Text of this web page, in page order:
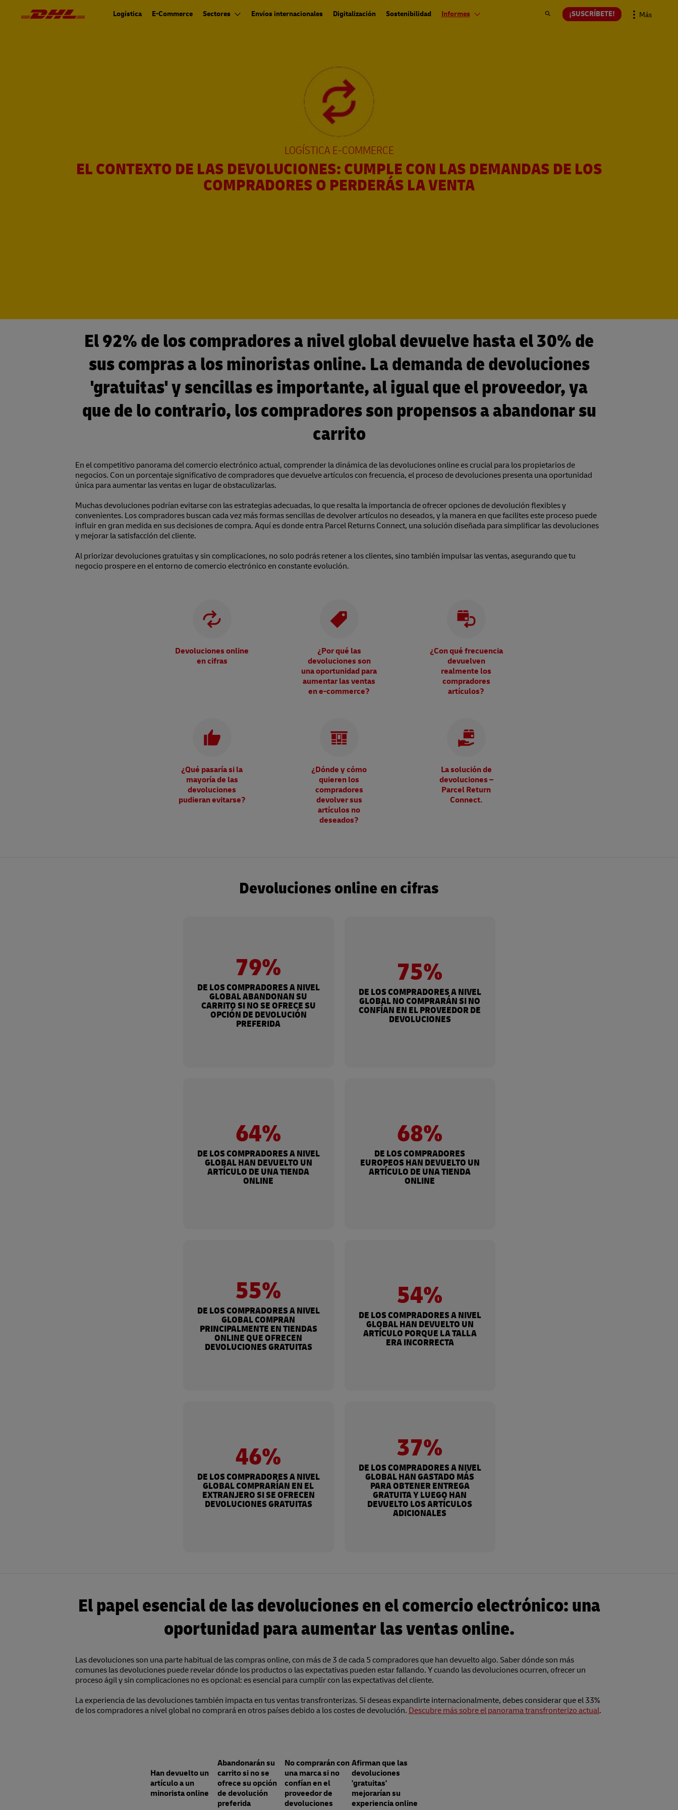
principal
Logística E-Commerce Sectores Envíos internacionales Digitalización Sostenibilidad Informes ¡SUSCRÍBETE! Más
LOGÍSTICA E-COMMERCE
EL CONTEXTO DE LAS DEVOLUCIONES: CUMPLE CON LAS DEMANDAS DE LOS
COMPRADORES O PERDERÁS LA VENTA
El 92% de los compradores a nivel global devuelve hasta el 30% de
sus compras a los minoristas online. La demanda de devoluciones
'gratuitas' y sencillas es importante, al igual que el proveedor, ya
que de lo contrario, los compradores son propensos a abandonar su
carrito
En el competitivo panorama del comercio electrónico actual, comprender la dinámica de las devoluciones online es crucial para los propietarios de
negocios. Con un porcentaje significativo de compradores que devuelve artículos con frecuencia, el proceso de devoluciones presenta una oportunidad
única para aumentar las ventas en lugar de obstaculizarlas.
Muchas devoluciones podrían evitarse con las estrategias adecuadas, lo que resalta la importancia de ofrecer opciones de devolución flexibles y
convenientes. Los compradores buscan cada vez más formas sencillas de devolver artículos no deseados, y la manera en que facilites este proceso puede
influir en gran medida en sus decisiones de compra. Aquí es donde entra Parcel Returns Connect, una solución diseñada para simplificar las devoluciones
y mejorar la satisfacción del cliente.
Al priorizar devoluciones gratuitas y sin complicaciones, no solo podrás retener a los clientes, sino también impulsar las ventas, asegurando que tu
negocio prospere en el entorno de comercio electrónico en constante evolución.
Devoluciones online
en cifras
¿Por qué las
devoluciones son
una oportunidad para
aumentar las ventas
en e-commerce?
¿Con qué frecuencia
devuelven
realmente los
compradores
artículos?
¿Qué pasaría si la
mayoría de las
devoluciones
pudieran evitarse?
¿Dónde y cómo
quieren los
compradores
devolver sus
artículos no
deseados?
La solución de
devoluciones –
Parcel Return
Connect.
Devoluciones online en cifras
79%
DE LOS COMPRADORES A NIVEL
GLOBAL ABANDONAN SU
CARRITO SI NO SE OFRECE SU
OPCIÓN DE DEVOLUCIÓN
PREFERIDA
75%
DE LOS COMPRADORES A NIVEL
GLOBAL NO COMPRARÁN SI NO
CONFÍAN EN EL PROVEEDOR DE
DEVOLUCIONES
64%
DE LOS COMPRADORES A NIVEL
GLOBAL HAN DEVUELTO UN
ARTÍCULO DE UNA TIENDA
ONLINE
68%
DE LOS COMPRADORES
EUROPEOS HAN DEVUELTO UN
ARTÍCULO DE UNA TIENDA
ONLINE
55%
DE LOS COMPRADORES A NIVEL
GLOBAL COMPRAN
PRINCIPALMENTE EN TIENDAS
ONLINE QUE OFRECEN
DEVOLUCIONES GRATUITAS
54%
DE LOS COMPRADORES A NIVEL
GLOBAL HAN DEVUELTO UN
ARTÍCULO PORQUE LA TALLA
ERA INCORRECTA
46%
DE LOS COMPRADORES A NIVEL
GLOBAL COMPRARÍAN EN EL
EXTRANJERO SI SE OFRECEN
DEVOLUCIONES GRATUITAS
37%
DE LOS COMPRADORES A NIVEL
GLOBAL HAN GASTADO MÁS
PARA OBTENER ENTREGA
GRATUITA Y LUEGO HAN
DEVUELTO LOS ARTÍCULOS
ADICIONALES
El papel esencial de las devoluciones en el comercio electrónico: una
oportunidad para aumentar las ventas online.
Las devoluciones son una parte habitual de las compras online, con más de 3 de cada 5 compradores que han devuelto algo. Saber dónde son más
comunes las devoluciones puede revelar dónde los productos o las expectativas pueden estar fallando. Y cuando las devoluciones ocurren, ofrecer un
proceso ágil y sin complicaciones no es opcional: es esencial para cumplir con las expectativas del cliente.
La experiencia de las devoluciones también impacta en tus ventas transfronterizas. Si deseas expandirte internacionalmente, debes considerar que el 33%
de los compradores a nivel global no comprará en otros países debido a los costes de devolución. Descubre más sobre el panorama transfronterizo actual.
Han devuelto un
artículo a un
minorista online
Abandonarán su
carrito si no se
ofrece su opción
de devolución
preferida
No comprarán con
una marca si no
confían en el
proveedor de
devoluciones
Afirman que las
devoluciones
'gratuitas'
mejorarían su
experiencia online